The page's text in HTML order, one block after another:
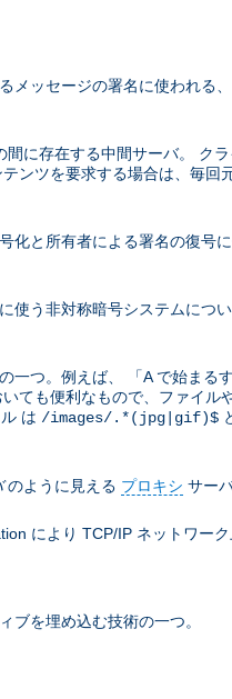
メッセージの署名に使われる、
間に存在する中間サーバ。 ク
ンツを要求する場合は、毎回
化と所有者による署名の復号
使う非対称暗号システムにつ
一つ。例えば、 「A で始ま
ても便利なもので、ファイ
は /images/.*(jpg|gif)$
のように見える プロキシ サー
により TCP/IP ネットワー
ブを埋め込む技術の一つ。